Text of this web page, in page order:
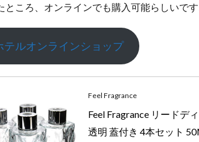
内・
ール
。
ところ、オンラインでも購入可能らしいです
テルオンラインショップ
Feel Fragrance
Feel Fragrance リードデ
透明 蓋付き 4本セット